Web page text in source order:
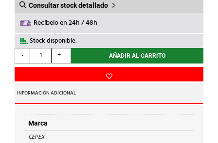
Consultar stock detallado
Recíbelo en 24h / 48h
Stock disponible.
-
CEPEX
-
PVC
d.
75
cantidad
+ AÑADIR AL CARRITO
INFORMACIÓN ADICIONAL
Marca
CEPEX